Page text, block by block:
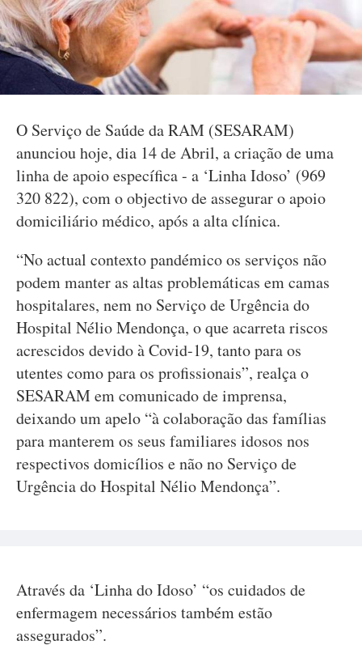
O Serviço de Saúde da RAM (SESARAM)
anunciou hoje, dia 14 de Abril, a criação de uma
linha de apoio específica - a ‘Linha Idoso’ (969
320 822), com o objectivo de assegurar o apoio
domiciliário médico, após a alta clínica.
“No actual contexto pandémico os serviços não
podem manter as altas problemáticas em camas
hospitalares, nem no Serviço de Urgência do
Hospital Nélio Mendonça, o que acarreta riscos
acrescidos devido à Covid-19, tanto para os
utentes como para os profissionais”, realça o
SESARAM em comunicado de imprensa,
deixando um apelo “à colaboração das famílias
para manterem os seus familiares idosos nos
respectivos domicílios e não no Serviço de
Urgência do Hospital Nélio Mendonça”.
Através da ‘Linha do Idoso’ “os cuidados de
enfermagem necessários também estão
assegurados”.